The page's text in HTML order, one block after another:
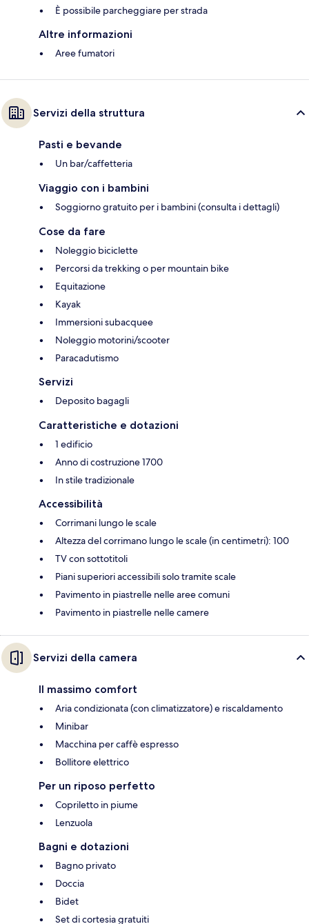
È possibile parcheggiare per strada
Altre informazioni
Aree fumatori
Servizi della struttura
Pasti e bevande
Un bar/caffetteria
Viaggio con i bambini
Soggiorno gratuito per i bambini (consulta i dettagli)
Cose da fare
Noleggio biciclette
Percorsi da trekking o per mountain bike
Equitazione
Kayak
Immersioni subacquee
Noleggio motorini/scooter
Paracadutismo
Servizi
Deposito bagagli
Caratteristiche e dotazioni
1 edificio
Anno di costruzione 1700
In stile tradizionale
Accessibilità
Corrimani lungo le scale
Altezza del corrimano lungo le scale (in centimetri): 100
TV con sottotitoli
Piani superiori accessibili solo tramite scale
Pavimento in piastrelle nelle aree comuni
Pavimento in piastrelle nelle camere
Servizi della camera
Il massimo comfort
Aria condizionata (con climatizzatore) e riscaldamento
Minibar
Macchina per caffè espresso
Bollitore elettrico
Per un riposo perfetto
Copriletto in piume
Lenzuola
Bagni e dotazioni
Bagno privato
Doccia
Bidet
Set di cortesia gratuiti